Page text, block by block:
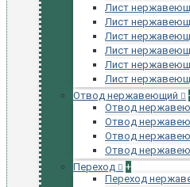
Лист
Лист
Лист
Лист
Лист
Лист
Отвод нержавеющий
Отвод
Отвод
Отвод
Отвод
Переход
+
Переход